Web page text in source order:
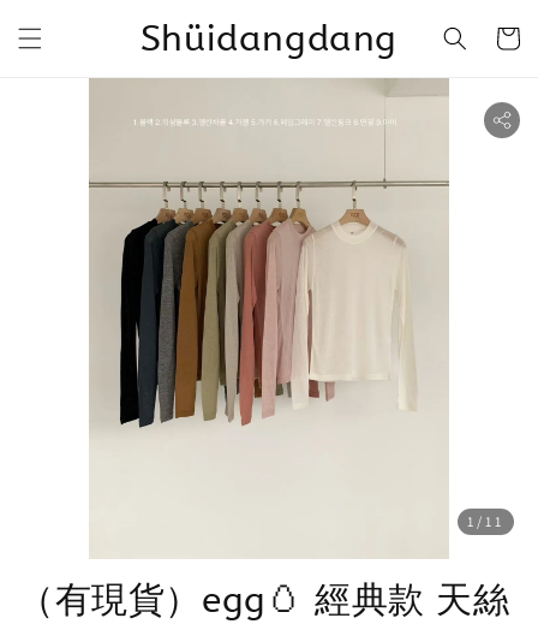
Shüidangdang
1 /11
（有現貨）egg🥚 經典款 天絲